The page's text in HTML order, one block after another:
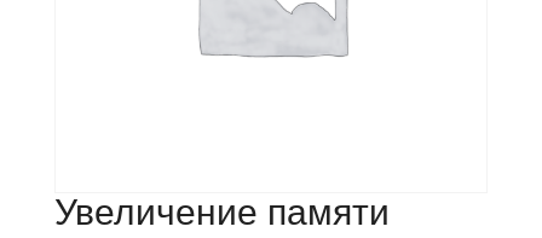
Увеличение памяти